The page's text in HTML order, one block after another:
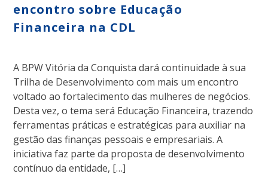
encontro sobre Educação
Financeira na CDL
A BPW Vitória da Conquista dará continuidade à sua
Trilha de Desenvolvimento com mais um encontro
voltado ao fortalecimento das mulheres de negócios.
Desta vez, o tema será Educação Financeira, trazendo
ferramentas práticas e estratégicas para auxiliar na
gestão das finanças pessoais e empresariais. A
iniciativa faz parte da proposta de desenvolvimento
contínuo da entidade, […]